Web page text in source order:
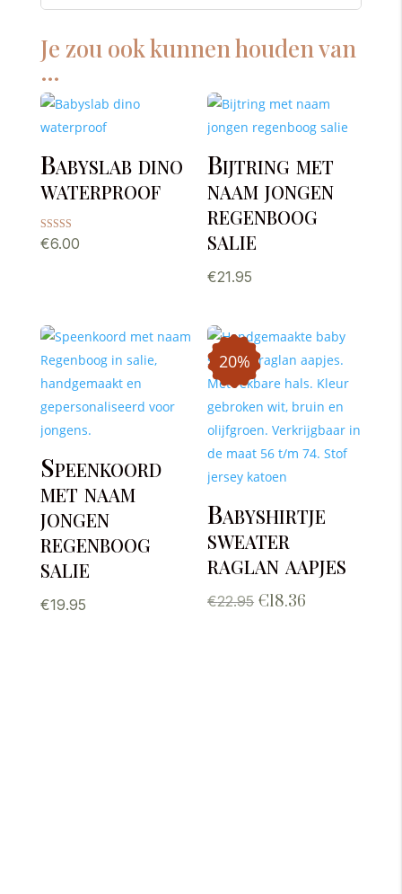
Je zou ook kunnen houden van
…
Babyslab dino
waterproof
Gewaardeerd
5.00
€6.00
Bijtring met
naam jongen
regenboog
salie
€21.95
Speenkoord
met naam
jongen
regenboog
salie
€19.95
20%
Babyshirtje
sweater
raglan aapjes
€22.95 Oorspronkelijke
€18.36